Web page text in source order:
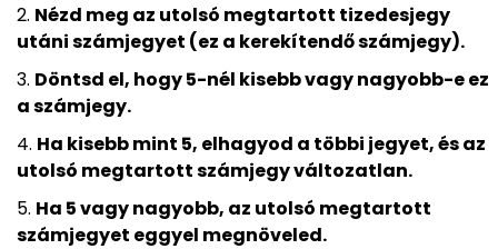
Nézd meg az utolsó megtartott tizedesjegy
utáni számjegyet (ez a kerekítendő számjegy).
Döntsd el, hogy 5-nél kisebb vagy nagyobb-e ez
a számjegy.
Ha kisebb mint 5, elhagyod a többi jegyet, és az
utolsó megtartott számjegy változatlan.
Ha 5 vagy nagyobb, az utolsó megtartott
számjegyet eggyel megnöveled.